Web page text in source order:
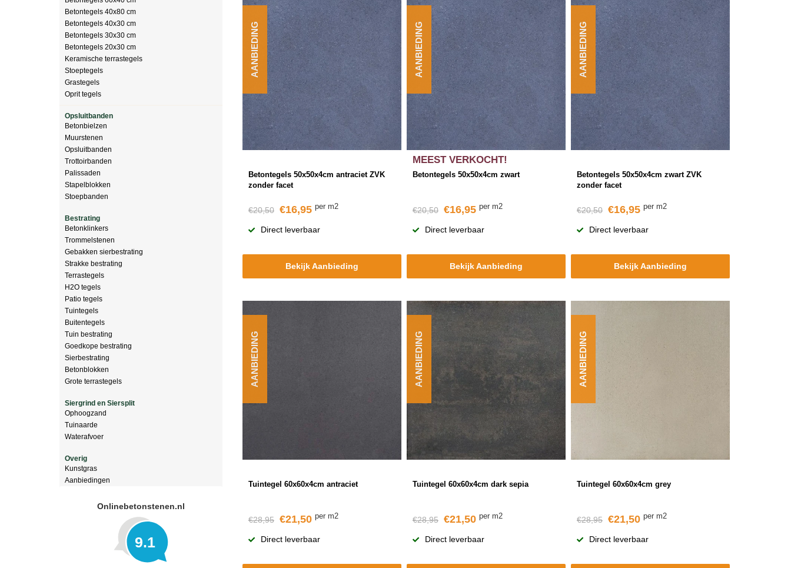
Betontegels 40x80 cm
Betontegels 40x30 cm
Betontegels 30x30 cm
Betontegels 20x30 cm
Keramische terrastegels
Stoeptegels
Grastegels
Oprit tegels
Opsluitbanden
Betonbielzen
Muurstenen
Opsluitbanden
Trottoirbanden
Palissaden
Stapelblokken
Stoepbanden
Bestrating
Betonklinkers
Trommelstenen
Gebakken sierbestrating
Strakke bestrating
Terrastegels
H2O tegels
Patio tegels
Tuintegels
Buitentegels
Tuin bestrating
Goedkope bestrating
Sierbestrating
Betonblokken
Grote terrastegels
Siergrind en Siersplit
Ophoogzand
Tuinaarde
Waterafvoer
Overig
Kunstgras
Aanbiedingen
Onlinebetonstenen.nl
9.1
Betontegels 50x50x4cm antraciet ZVK
zonder facet
€20,50 €16,95 per m2
Direct leverbaar
AANBIEDING
Bekijk Aanbieding
MEEST VERKOCHT!
Betontegels 50x50x4cm zwart
€20,50 €16,95 per m2
Direct leverbaar
AANBIEDING
Bekijk Aanbieding
Betontegels 50x50x4cm zwart ZVK
zonder facet
€20,50 €16,95 per m2
Direct leverbaar
AANBIEDING
Bekijk Aanbieding
Tuintegel 60x60x4cm antraciet
€28,95 €21,50 per m2
Direct leverbaar
AANBIEDING
Tuintegel 60x60x4cm dark sepia
€28,95 €21,50 per m2
Direct leverbaar
AANBIEDING
Tuintegel 60x60x4cm grey
€28,95 €21,50 per m2
Direct leverbaar
AANBIEDING